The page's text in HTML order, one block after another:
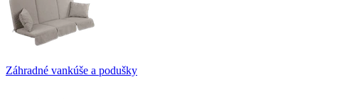
Záhradné vankúše a podušky